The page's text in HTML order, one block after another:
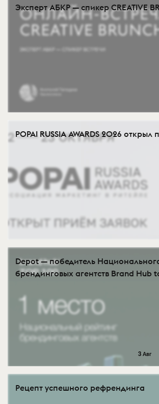
Эксперт АБКР — спикер CREATIVE
POPAI RUSSIA AWARDS 2026
Depot — победитель
брендинговых агентств Brand Hub
3 Авг
Рецепт успешного рефрендинга